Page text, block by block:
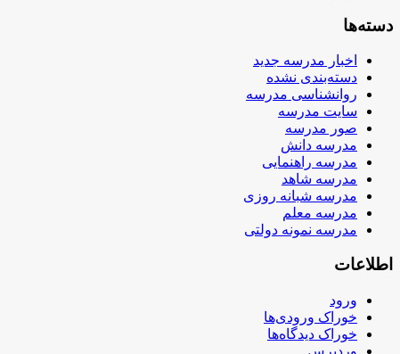
دسته‌ها
اخبار مدرسه جدید
دسته‌بندی نشده
روانشناسی مدرسه
سایت مدرسه
صور مدرسه
مدرسه دانش
مدرسه راهنمایی
مدرسه شاهد
مدرسه شبانه روزی
مدرسه معلم
مدرسه نمونه دولتی
اطلاعات
ورود
خوراک ورودی‌ها
خوراک دیدگاه‌ها
وردپرس